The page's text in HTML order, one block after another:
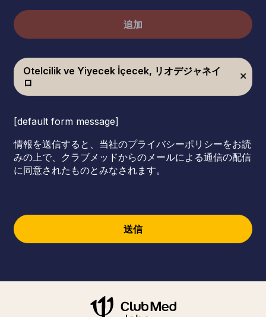
追加
Otelcilik ve Yiyecek İçecek, リオデジャネイ
ロ
[default form message]
情報を送信すると、当社のプライバシーポリシーをお読
みの上で、クラブメッドからのメールによる通信の配信
に同意されたものとみなされます。
送信